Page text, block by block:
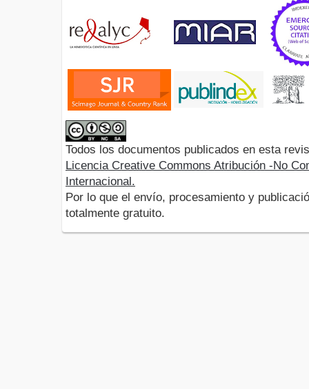
Todos los documentos publicados en esta
Licencia Creative Commons Atribución -No
Internacional.
Por lo que el envío, procesamiento y
totalmente gratuito.